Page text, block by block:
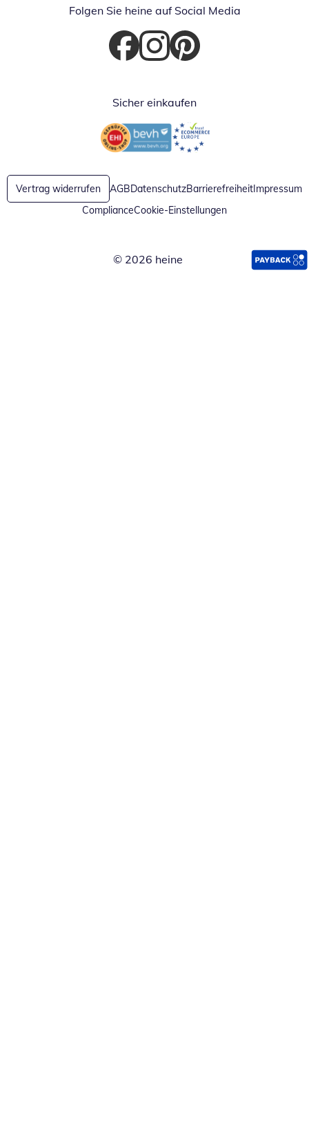
Folgen Sie heine auf Social Media
Öffnet in neuem Fenster
Öffnet in neuem Fenster
Öffnet in neuem Fenster
Sicher einkaufen
Öffnet in neuem FensterÖffnet in neuem Fenster
Vertrag widerrufen AGBDatenschutzBarrierefreiheitImpressum
ComplianceCookie-Einstellungen
© 2026 heine